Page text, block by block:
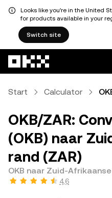
Looks like you're in the United
for products available in your
Switch site
Start Calculator
OKB/ZAR:
(OKB) naar
rand (ZAR)
OKB naar Zuid-
4,6